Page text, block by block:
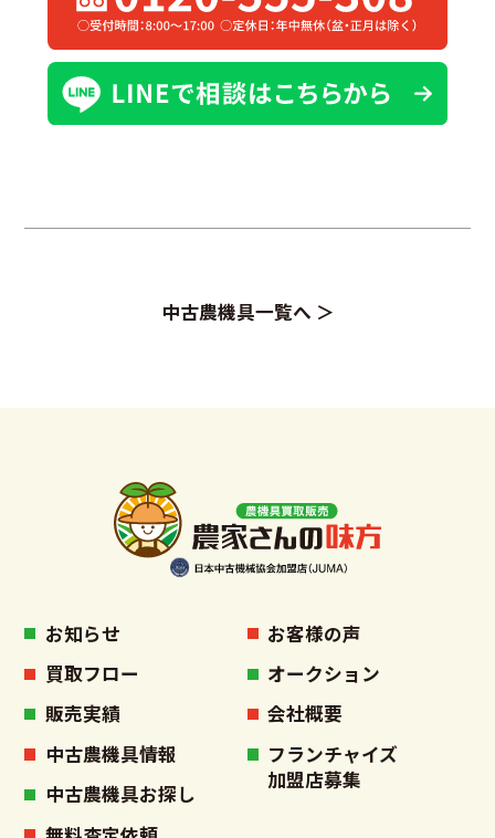
中古農機具一覧へ ＞
お知らせ
買取フロー
販売実績
中古農機具情報
中古農機具お探し
お客様の声
オークション
会社概要
フランチャイズ
加盟店募集